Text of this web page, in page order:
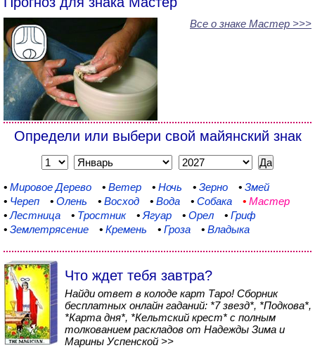
Все о знаке Мастер >>>
Определи или выбери свой майянский знак
• Мировое Дерево • Ветер • Ночь • Зерно • Змей
• Череп • Олень • Восход • Вода • Собака • Мастер
•Лестница • Тростник • Ягуар • Орел • Гриф
• Землетрясение • Кремень • Гроза • Владыка
Что ждет тебя завтра?
Найди ответ в колоде карт Таро! Сборник
бесплатных онлайн гаданий: *7 звезд*, *Подкова*,
*Карта дня*, *Кельтский крест* с полным
толкованием раскладов от Надежды Зима и
Марины Успенской >>